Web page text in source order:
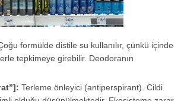
formülde distile su kullanılır, çünkü içinde
tepkimeye girebilir. Deodoranın
Terleme önleyici (antiperspirant). Cildi